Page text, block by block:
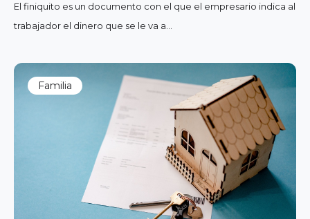
El finiquito es un documento con el que el empresario indica al
trabajador el dinero que se le va a...
Familia